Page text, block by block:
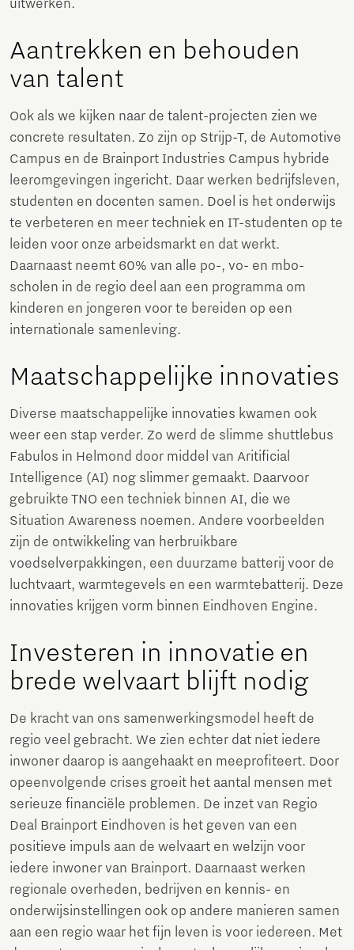
uitwerken.
Aantrekken en behouden
van talent
Ook als we kijken naar de talent-projecten zien we
concrete resultaten. Zo zijn op Strijp-T, de Automotive
Campus en de Brainport Industries Campus hybride
leeromgevingen ingericht. Daar werken bedrijfsleven,
studenten en docenten samen. Doel is het onderwijs
te verbeteren en meer techniek en IT-studenten op te
leiden voor onze arbeidsmarkt en dat werkt.
Daarnaast neemt 60% van alle po-, vo- en mbo-
scholen in de regio deel aan een programma om
kinderen en jongeren voor te bereiden op een
internationale samenleving.
Maatschappelijke innovaties
Diverse maatschappelijke innovaties kwamen ook
weer een stap verder. Zo werd de slimme shuttlebus
Fabulos in Helmond door middel van Aritificial
Intelligence (AI) nog slimmer gemaakt. Daarvoor
gebruikte TNO een techniek binnen AI, die we
Situation Awareness noemen. Andere voorbeelden
zijn de ontwikkeling van herbruikbare
voedselverpakkingen, een duurzame batterij voor de
luchtvaart, warmtegevels en een warmtebatterij. Deze
innovaties krijgen vorm binnen Eindhoven Engine.
Investeren in innovatie en
brede welvaart blijft nodig
De kracht van ons samenwerkingsmodel heeft de
regio veel gebracht. We zien echter dat niet iedere
inwoner daarop is aangehaakt en meeprofiteert. Door
opeenvolgende crises groeit het aantal mensen met
serieuze financiële problemen. De inzet van Regio
Deal Brainport Eindhoven is het geven van een
positieve impuls aan de welvaart en welzijn voor
iedere inwoner van Brainport. Daarnaast werken
regionale overheden, bedrijven en kennis- en
onderwijsinstellingen ook op andere manieren samen
aan een regio waar het fijn leven is voor iedereen. Met